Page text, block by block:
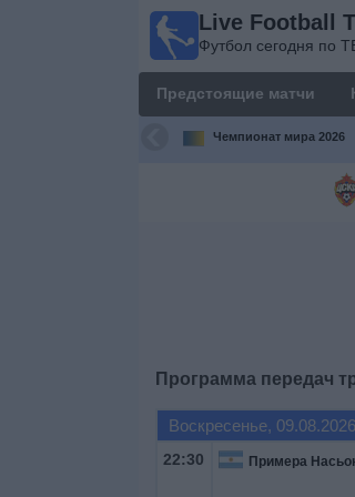
Live Football
Футбол сегодня по
Предстоящие матчи
Чемпионат мира 2026
Программа передач
Воскресенье, 09.08.2026
22:30 Примера